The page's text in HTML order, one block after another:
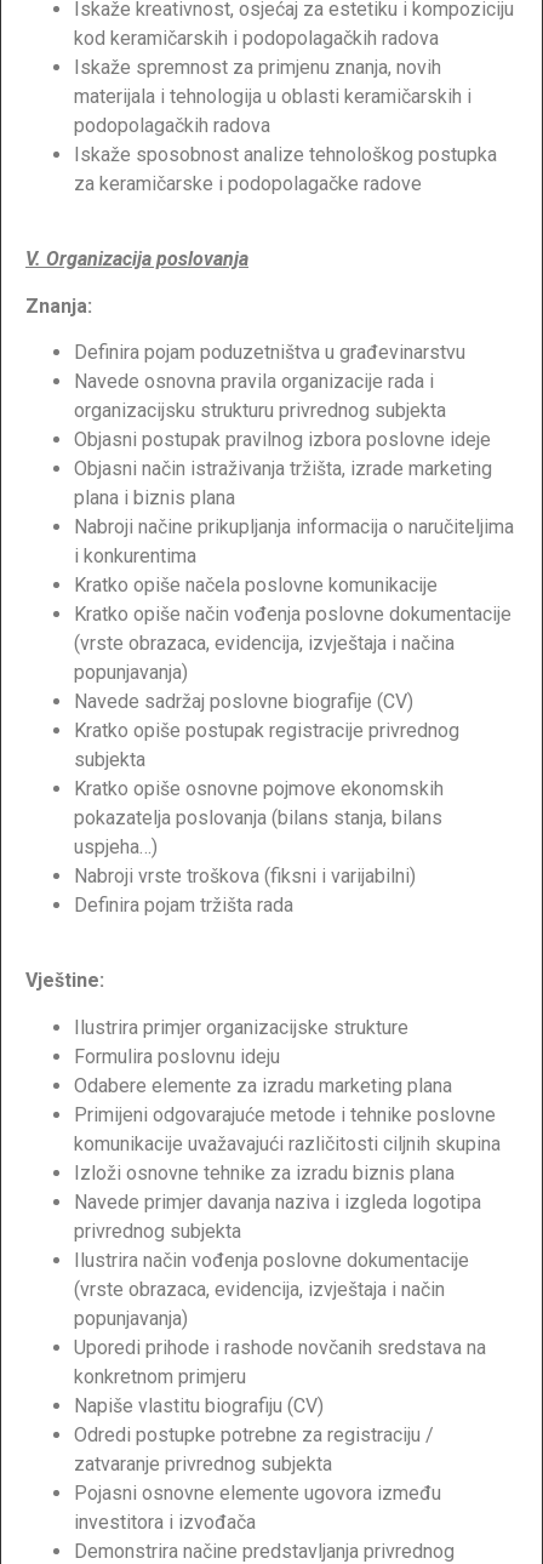
Iskaže kreativnost, osjećaj za estetiku i kompoziciju
kod keramičarskih i podopolagačkih radova
Iskaže spremnost za primjenu znanja, novih
materijala i tehnologija u oblasti keramičarskih i
podopolagačkih radova
Iskaže sposobnost analize tehnološkog postupka
za keramičarske i podopolagačke radove
V. Organizacija poslovanja
Znanja:
Definira pojam poduzetništva u građevinarstvu
Navede osnovna pravila organizacije rada i
organizacijsku strukturu privrednog subjekta
Objasni postupak pravilnog izbora poslovne ideje
Objasni način istraživanja tržišta, izrade marketing
plana i biznis plana
Nabroji načine prikupljanja informacija o naručiteljima
i konkurentima
Kratko opiše načela poslovne komunikacije
Kratko opiše način vođenja poslovne dokumentacije
(vrste obrazaca, evidencija, izvještaja i načina
popunjavanja)
Navede sadržaj poslovne biografije (CV)
Kratko opiše postupak registracije privrednog
subjekta
Kratko opiše osnovne pojmove ekonomskih
pokazatelja poslovanja (bilans stanja, bilans
uspjeha…)
Nabroji vrste troškova (fiksni i varijabilni)
Definira pojam tržišta rada
Vještine:
Ilustrira primjer organizacijske strukture
Formulira poslovnu ideju
Odabere elemente za izradu marketing plana
Primijeni odgovarajuće metode i tehnike poslovne
komunikacije uvažavajući različitosti ciljnih skupina
Izloži osnovne tehnike za izradu biznis plana
Navede primjer davanja naziva i izgleda logotipa
privrednog subjekta
Ilustrira način vođenja poslovne dokumentacije
(vrste obrazaca, evidencija, izvještaja i način
popunjavanja)
Uporedi prihode i rashode novčanih sredstava na
konkretnom primjeru
Napiše vlastitu biografiju (CV)
Odredi postupke potrebne za registraciju /
zatvaranje privrednog subjekta
Pojasni osnovne elemente ugovora između
investitora i izvođača
Demonstrira načine predstavljanja privrednog